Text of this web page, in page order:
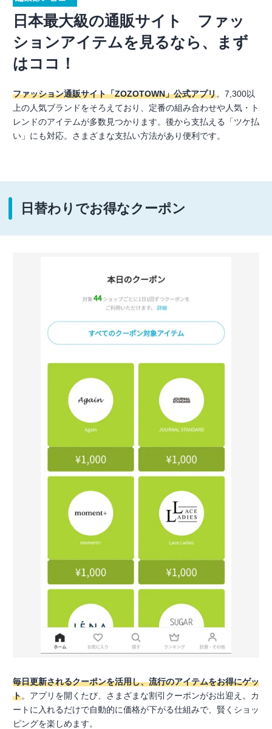
日本最大級の通販サイト ファッ
ションアイテムを見るなら、まず
はココ！
ファッション通販サイト「ZOZOTOWN」公式アプリ。7,300以
上の人気ブランドをそろえており、定番の組み合わせや人気・ト
レンドのアイテムが多数見つかります。後から支払える「ツケ払
い」にも対応。さまざまな支払い方法があり便利です。
日替わりでお得なクーポン
毎日更新されるクーポンを活用し、流行のアイテムをお得にゲッ
ト。アプリを開くたび、さまざまな割引クーポンがお出迎え。カ
ートに入れるだけで自動的に価格が下がる仕組みで、賢くショッ
ピングを楽しめます。